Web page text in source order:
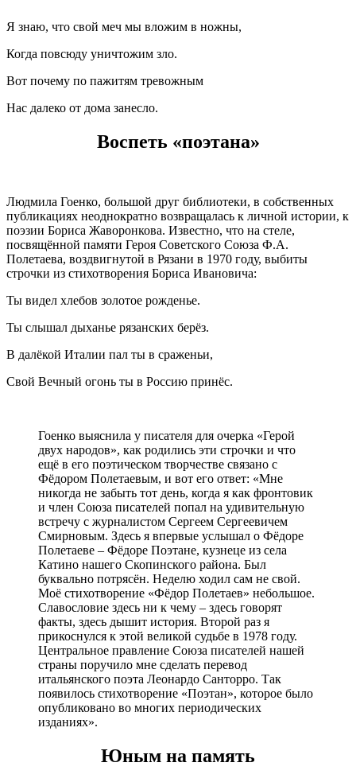
Я знаю, что свой меч мы вложим в ножны,
Когда повсюду уничтожим зло.
Вот почему по пажитям тревожным
Нас далеко от дома занесло.
Воспеть «поэтана»
Людмила Гоенко, большой друг библиотеки, в собственных
публикациях неоднократно возвращалась к личной истории, к
поэзии Бориса Жаворонкова. Известно, что на стеле,
посвящённой памяти Героя Советского Союза Ф.А.
Полетаева, воздвигнутой в Рязани в 1970 году, выбиты
строчки из стихотворения Бориса Ивановича:
Ты видел хлебов золотое рожденье.
Ты слышал дыханье рязанских берёз.
В далёкой Италии пал ты в сраженьи,
Свой Вечный огонь ты в Россию принёс.
Гоенко выяснила у писателя для очерка «Герой
двух народов», как родились эти строчки и что
ещё в его поэтическом творчестве связано с
Фёдором Полетаевым, и вот его ответ: «Мне
никогда не забыть тот день, когда я как фронтовик
и член Союза писателей попал на удивительную
встречу с журналистом Сергеем Сергеевичем
Смирновым. Здесь я впервые услышал о Фёдоре
Полетаеве – Фёдоре Поэтане, кузнеце из села
Катино нашего Скопинского района. Был
буквально потрясён. Неделю ходил сам не свой.
Моё стихотворение «Фёдор Полетаев» небольшое.
Славословие здесь ни к чему – здесь говорят
факты, здесь дышит история. Второй раз я
прикоснулся к этой великой судьбе в 1978 году.
Центральное правление Союза писателей нашей
страны поручило мне сделать перевод
итальянского поэта Леонардо Санторро. Так
появилось стихотворение «Поэтан», которое было
опубликовано во многих периодических
изданиях».
Юным на память